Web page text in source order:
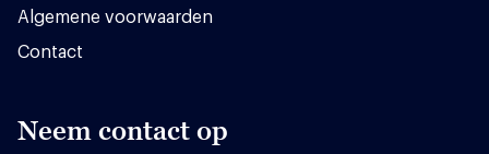
Algemene voorwaarden
Contact
Neem contact op